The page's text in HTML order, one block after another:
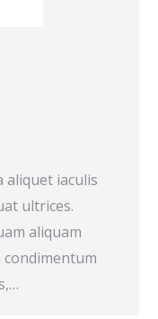
aliquet iaculis
ultrices.
aliquam